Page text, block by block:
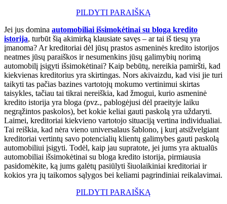
PILDYTI PARAIŠKĄ
Jei jus domina automobiliai išsimokėtinai su bloga kredito
istorija, turbūt šią akimirką klausiate savęs – ar tai iš tiesų yra
įmanoma? Ar kreditoriai dėl jūsų prastos asmeninės kredito istorijos
neatmes jūsų paraiškos ir nesumenkins jūsų galimybių norimą
automobilį įsigyti išsimokėtinai? Kaip bebūtų, nereikia pamiršti, kad
kiekvienas kreditorius yra skirtingas. Nors akivaizdu, kad visi jie turi
taikyti tas pačias bazines vartotojų mokumo vertinimui skirtas
taisykles, tačiau tai tikrai nereiškia, kad žmogui, kurio asmeninė
kredito istorija yra bloga (pvz., pablogėjusi dėl praeityje laiku
negrąžintos paskolos), bet kokie keliai gauti paskolą yra uždaryti.
Laimei, kreditoriai kiekvieno vartotojo situaciją vertina individualiai.
Tai reiškia, kad nėra vieno universalaus šablono, į kurį atsižvelgiant
kreditoriai vertintų savo potencialių klientų galimybes gauti paskolą
automobiliui įsigyti. Todėl, kaip jau supratote, jei jums yra aktualūs
automobiliai išsimokėtinai su bloga kredito istorija, pirmiausia
pasidomėkite, ką jums galėtų pasiūlyti šiuolaikiniai kreditoriai ir
kokios yra jų taikomos sąlygos bei keliami pagrindiniai reikalavimai.
PILDYTI PARAIŠKĄ